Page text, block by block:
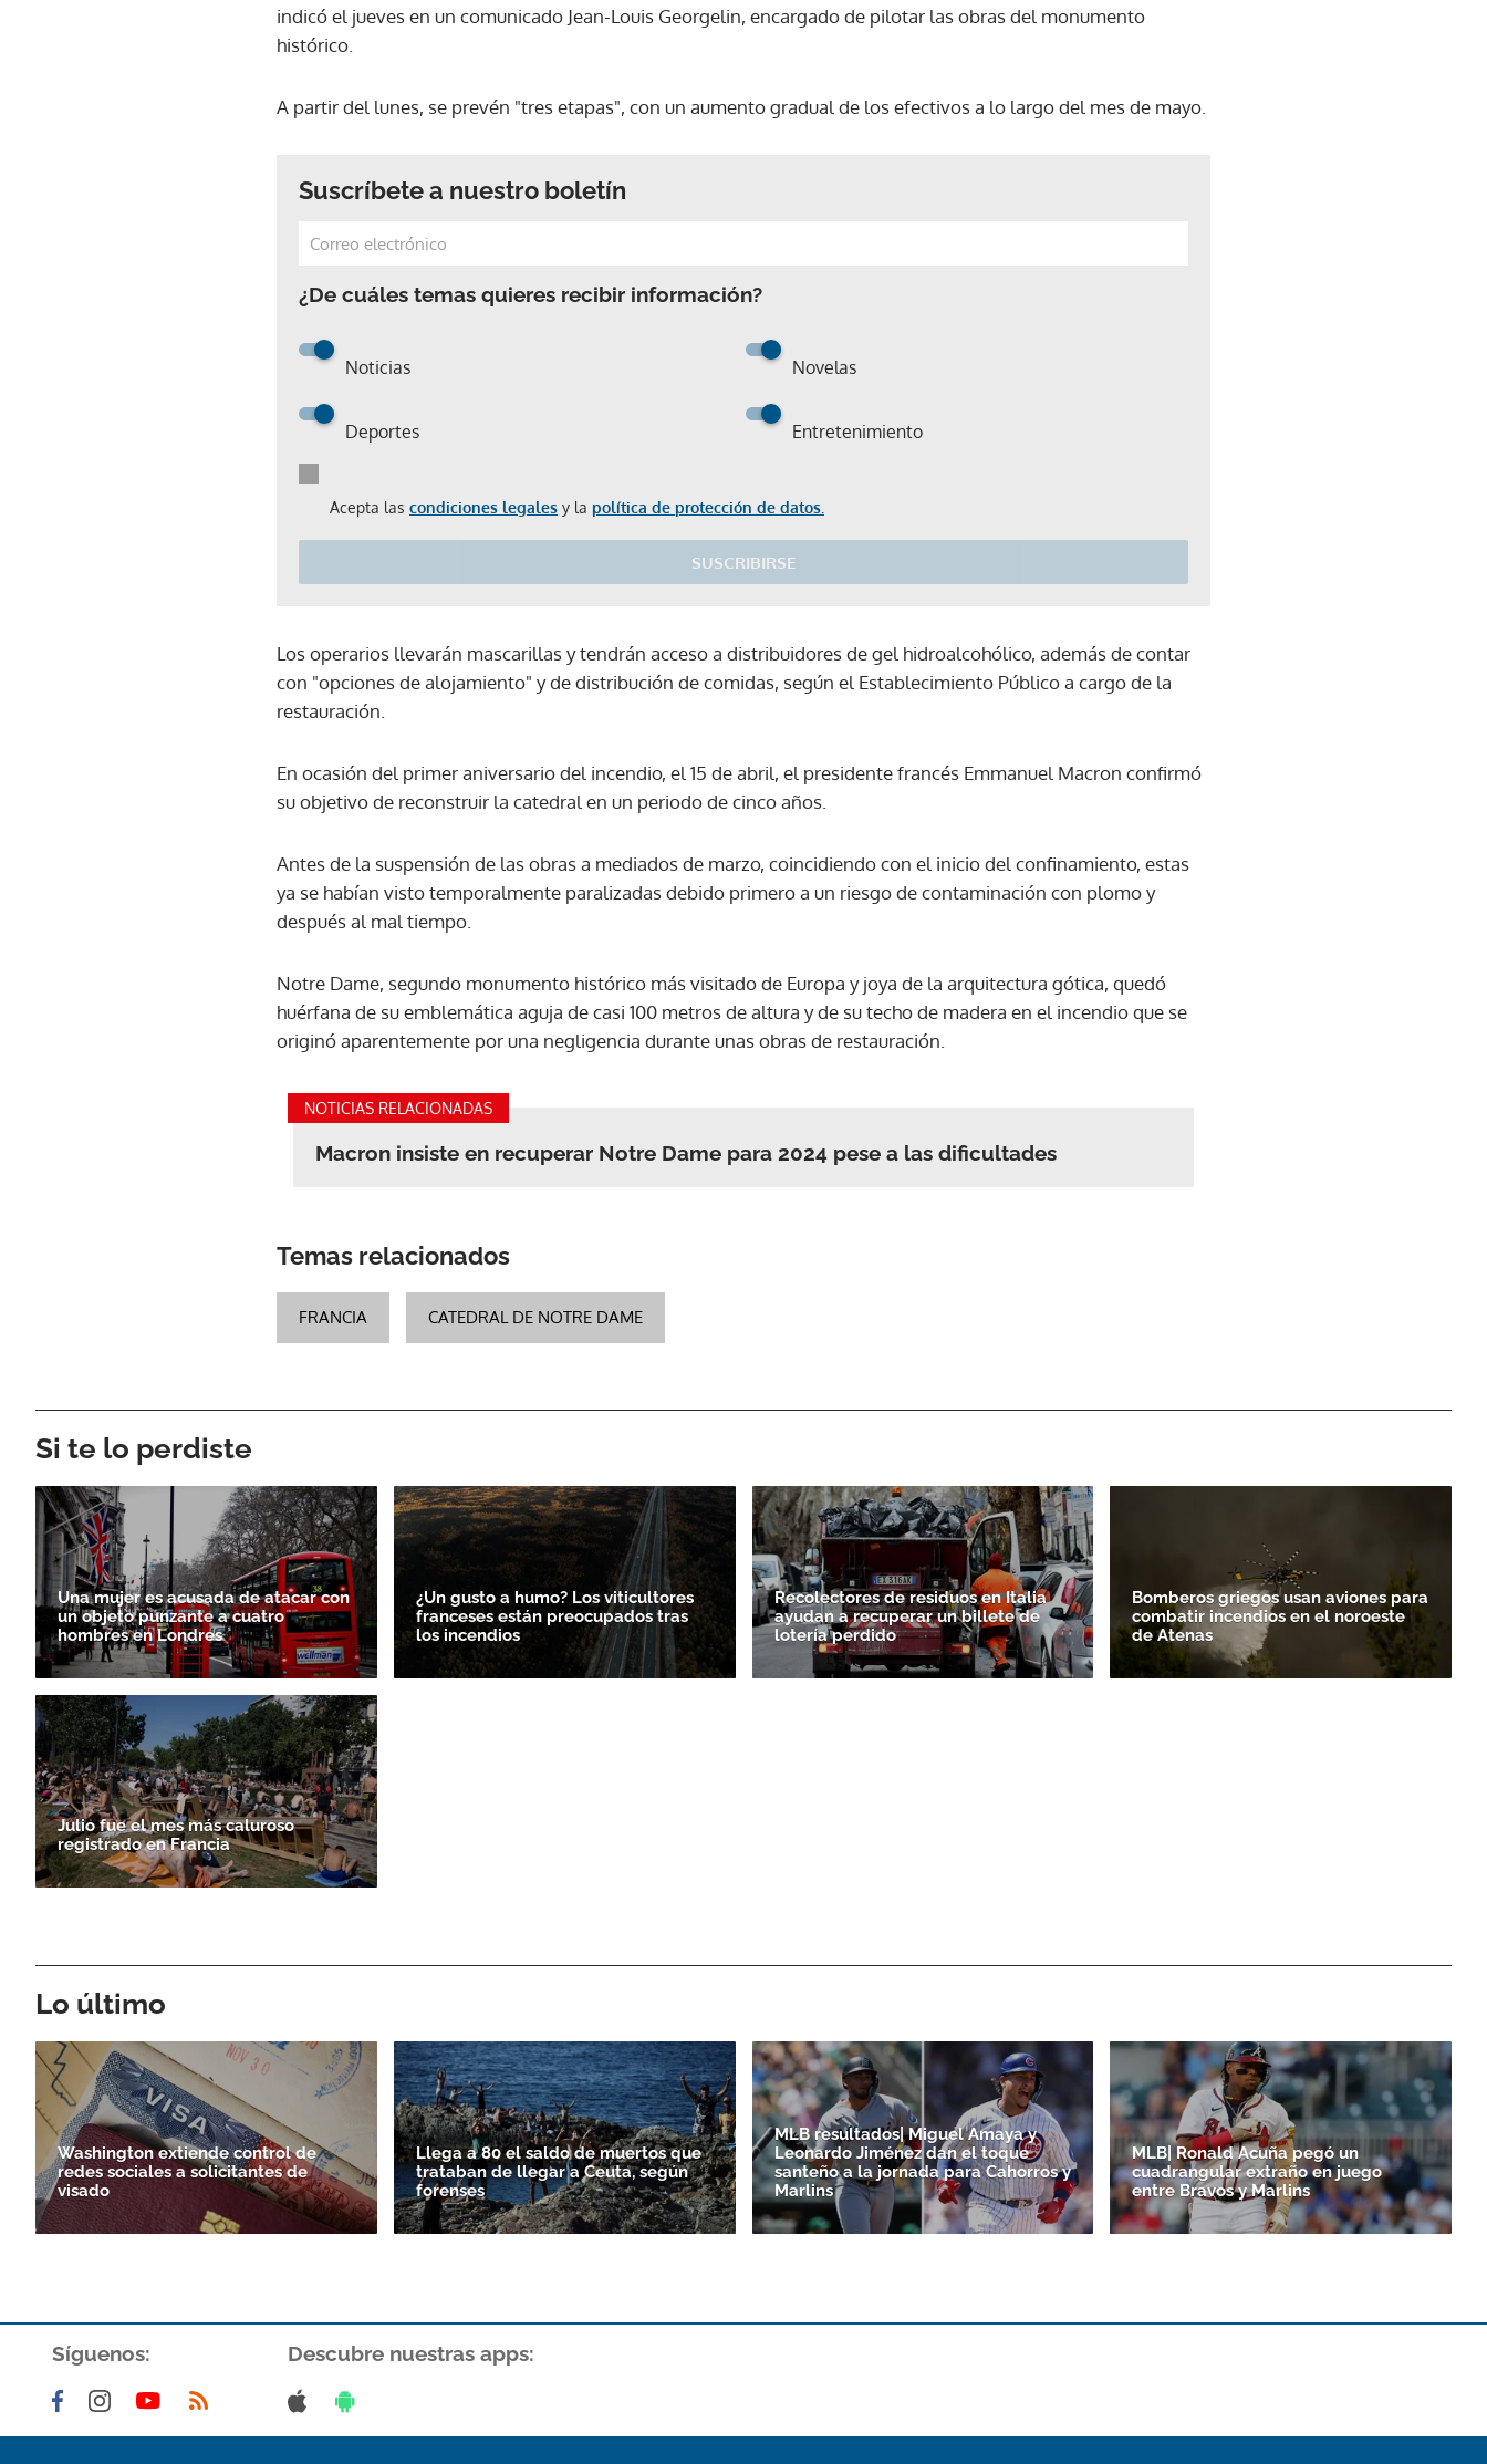
indicó el jueves en un comunicado Jean-Louis Georgelin, encargado de pilotar las obras del monumento
histórico.
A partir del lunes, se prevén "tres etapas", con un aumento gradual de los efectivos a lo largo del mes de mayo.
Suscríbete a nuestro boletín
¿De cuáles temas quieres recibir información?
Noticias Novelas
Deportes Entretenimiento
Acepta las condiciones legales y la política de protección de datos.
SUSCRIBIRSE
ACEPTAR
Los operarios llevarán mascarillas y tendrán acceso a distribuidores de gel hidroalcohólico, además de contar
con "opciones de alojamiento" y de distribución de comidas, según el Establecimiento Público a cargo de la
restauración.
En ocasión del primer aniversario del incendio, el 15 de abril, el presidente francés Emmanuel Macron confirmó
su objetivo de reconstruir la catedral en un periodo de cinco años.
Antes de la suspensión de las obras a mediados de marzo, coincidiendo con el inicio del confinamiento, estas
ya se habían visto temporalmente paralizadas debido primero a un riesgo de contaminación con plomo y
después al mal tiempo.
Notre Dame, segundo monumento histórico más visitado de Europa y joya de la arquitectura gótica, quedó
huérfana de su emblemática aguja de casi 100 metros de altura y de su techo de madera en el incendio que se
originó aparentemente por una negligencia durante unas obras de restauración.
NOTICIAS RELACIONADAS
Macron insiste en recuperar Notre Dame para 2024 pese a las dificultades
Temas relacionados
FRANCIA CATEDRAL DE NOTRE DAME
Si te lo perdiste
Una mujer es acusada de atacar con
un objeto punzante a cuatro
hombres en Londres
¿Un gusto a humo? Los viticultores
franceses están preocupados tras
los incendios
Recolectores de residuos en Italia
ayudan a recuperar un billete de
lotería perdido
Bomberos griegos usan aviones para
combatir incendios en el noroeste
de Atenas
Julio fue el mes más caluroso
registrado en Francia
Lo último
Washington extiende control de
redes sociales a solicitantes de
visado
Llega a 80 el saldo de muertos que
trataban de llegar a Ceuta, según
forenses
MLB resultados| Miguel Amaya y
Leonardo Jiménez dan el toque
santeño a la jornada para Cahorros y
Marlins
MLB| Ronald Acuña pegó un
cuadrangular extraño en juego
entre Bravos y Marlins
Síguenos: Descubre nuestras apps: